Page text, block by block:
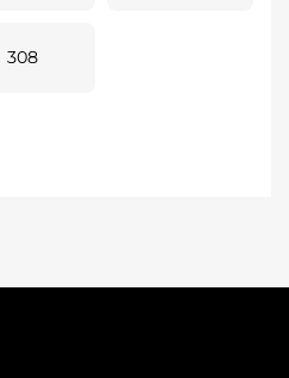
308